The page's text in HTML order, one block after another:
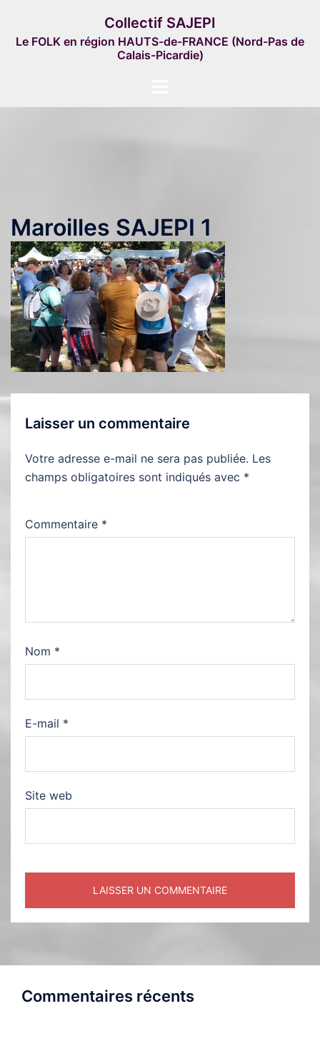
contenu
Collectif SAJEPI
Le FOLK en région HAUTS-de-FRANCE (Nord-Pas de
Calais-Picardie)
Maroilles SAJEPI 1
Laisser un commentaire
Votre adresse e-mail ne sera pas publiée. Les
champs obligatoires sont indiqués avec *
Commentaire *
Nom *
E-mail *
Site web
Commentaires récents